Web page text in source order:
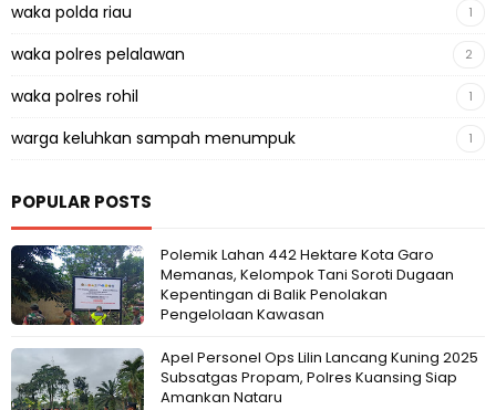
waka polda riau 1
waka polres pelalawan 2
waka polres rohil 1
warga keluhkan sampah menumpuk 1
POPULAR POSTS
Polemik Lahan 442 Hektare Kota Garo
Memanas, Kelompok Tani Soroti Dugaan
Kepentingan di Balik Penolakan
Pengelolaan Kawasan
Apel Personel Ops Lilin Lancang Kuning 2025
Subsatgas Propam, Polres Kuansing Siap
Amankan Nataru